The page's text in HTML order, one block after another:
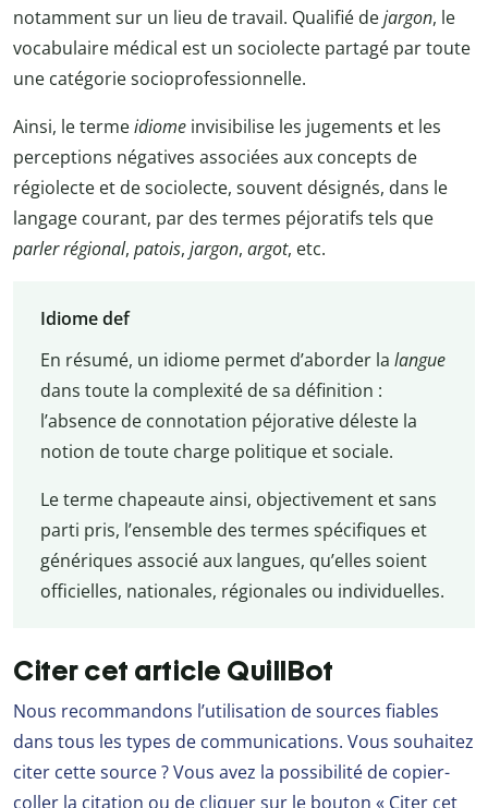
notamment sur un lieu de travail. Qualifié dejargon, le
vocabulaire médical est un sociolecte partagé par toute
une catégorie socioprofessionnelle.
Ainsi, le termeidiome invisibilise les jugements et les
perceptions négatives associées aux concepts de
régiolecte et de sociolecte, souvent désignés, dans le
langage courant, par des termes péjoratifs tels que
parler régional, patois, jargon, argot, etc.
Idiome def
En résumé, un idiome permet d’aborder la langue
dans toute la complexité de sa définition :
l’absence de connotation péjorative déleste la
notion de toute charge politique et sociale.
Le terme chapeaute ainsi, objectivement et sans
parti pris, l’ensemble des termes spécifiques et
génériques associé aux langues, qu’elles soient
officielles, nationales, régionales ou individuelles.
Citer cet article QuillBot
Nous recommandons l’utilisation de sources fiables
dans tous les types de communications. Vous souhaitez
citer cette source ? Vous avez la possibilité de copier-
coller la citation ou de cliquer sur le bouton « Citer cet